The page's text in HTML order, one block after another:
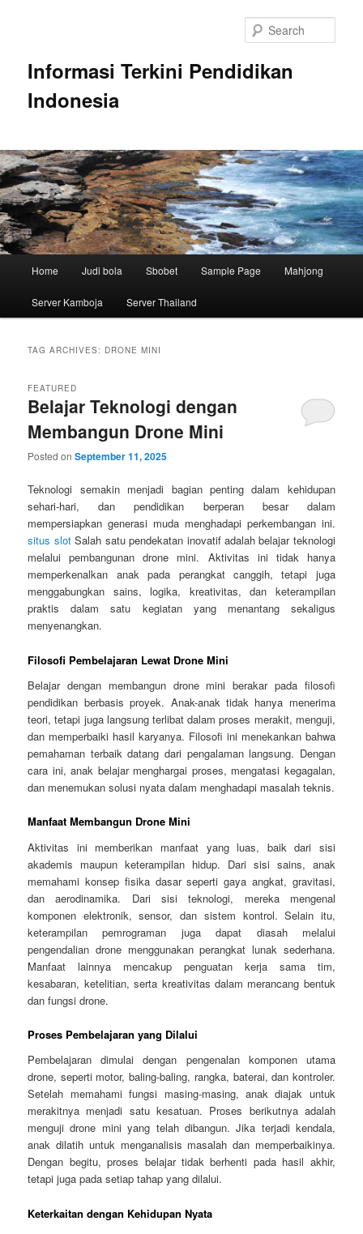
Informasi Terkini Pendidikan
Indonesia
Home Judi bola Sbobet Sample Page Mahjong
Server Kamboja Server Thailand
TAG ARCHIVES: DRONE MINI
Belajar Teknologi dengan
Membangun Drone Mini
FEATURED
Posted onSeptember 11, 2025
Teknologi semakin menjadi bagian penting dalam kehidupan
sehari-hari, dan pendidikan berperan besar dalam
mempersiapkan generasi muda menghadapi perkembangan ini.
situs slotSalah satu pendekatan inovatif adalah belajar teknologi
melalui pembangunan drone mini. Aktivitas ini tidak hanya
memperkenalkan anak pada perangkat canggih, tetapi juga
menggabungkan sains, logika, kreativitas, dan keterampilan
praktis dalam satu kegiatan yang menantang sekaligus
menyenangkan.
Filosofi Pembelajaran Lewat Drone Mini
Belajar dengan membangun drone mini berakar pada filosofi
pendidikan berbasis proyek. Anak-anak tidak hanya menerima
teori, tetapi juga langsung terlibat dalam proses merakit, menguji,
dan memperbaiki hasil karyanya. Filosofi ini menekankan bahwa
pemahaman terbaik datang dari pengalaman langsung. Dengan
cara ini, anak belajar menghargai proses, mengatasi kegagalan,
dan menemukan solusi nyata dalam menghadapi masalah teknis.
Manfaat Membangun Drone Mini
Aktivitas ini memberikan manfaat yang luas, baik dari sisi
akademis maupun keterampilan hidup. Dari sisi sains, anak
memahami konsep fisika dasar seperti gaya angkat, gravitasi,
dan aerodinamika. Dari sisi teknologi, mereka mengenal
komponen elektronik, sensor, dan sistem kontrol. Selain itu,
keterampilan pemrograman juga dapat diasah melalui
pengendalian drone menggunakan perangkat lunak sederhana.
Manfaat lainnya mencakup penguatan kerja sama tim,
kesabaran, ketelitian, serta kreativitas dalam merancang bentuk
dan fungsi drone.
Proses Pembelajaran yang Dilalui
Pembelajaran dimulai dengan pengenalan komponen utama
drone, seperti motor, baling-baling, rangka, baterai, dan kontroler.
Setelah memahami fungsi masing-masing, anak diajak untuk
merakitnya menjadi satu kesatuan. Proses berikutnya adalah
menguji drone mini yang telah dibangun. Jika terjadi kendala,
anak dilatih untuk menganalisis masalah dan memperbaikinya.
Dengan begitu, proses belajar tidak berhenti pada hasil akhir,
tetapi juga pada setiap tahap yang dilalui.
Keterkaitan dengan Kehidupan Nyata